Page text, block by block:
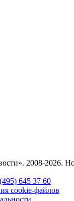
2008-2026.
645 37 60
cookie-файлов